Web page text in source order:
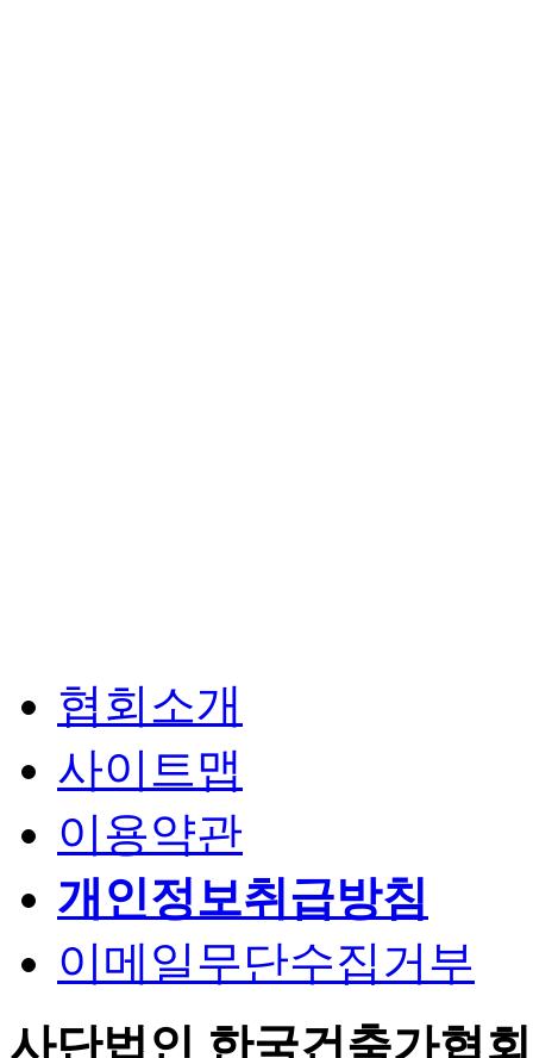
협회소개
사이트맵
이용약관
개인정보취급방침
이메일무단수집거부
사단법인 한국건축가협회